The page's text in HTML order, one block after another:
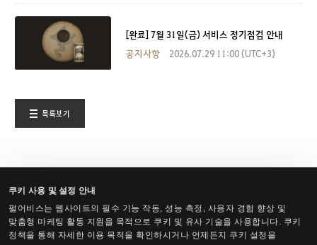
쿠키 사용 및 설정 안내
펄어비스는 웹사이트의 필수 기능 작동, 성능 측정, 사용자 경험 향상 및
맞춤형 마케팅 활동 지원을 목적으로 쿠키 및 유사 기술을 사용합니다. 쿠키
정책을 통해 자세한 이용 목적을 확인하시거나 언제든지 쿠키 설정을
[완료] 7월 31일(금) 서비스 정기점검 안내
공지사항
2026.07.29 11:00 (UTC+3)
목록보기
한국어